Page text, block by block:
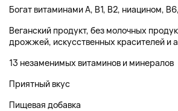
Богат витаминами A, B1, B2, ниацином,
Веганский продукт, без молочных
дрожжей, искусственных красителей и
13 незаменимых витаминов и минералов
Приятный вкус
Пищевая добавка